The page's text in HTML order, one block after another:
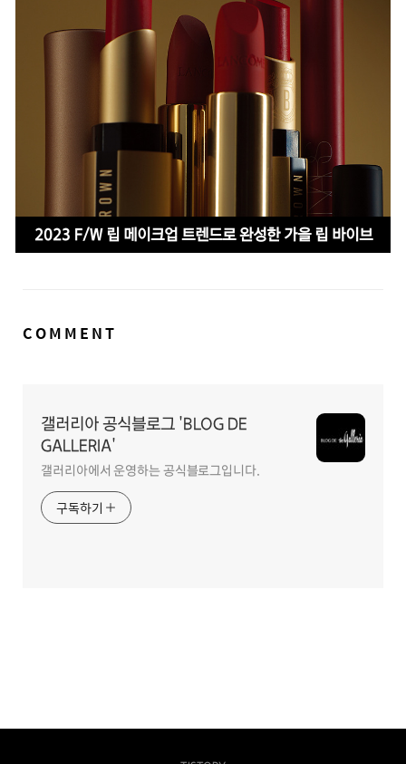
2023 F/W 립 메이크업 트렌드로 완성한 가을 립 바이브
댓
COMMENT
갤러리아 공식블로그 'BLOG DE
GALLERIA'
갤러리아에서 운영하는 공식블로그입니다.
구독하기